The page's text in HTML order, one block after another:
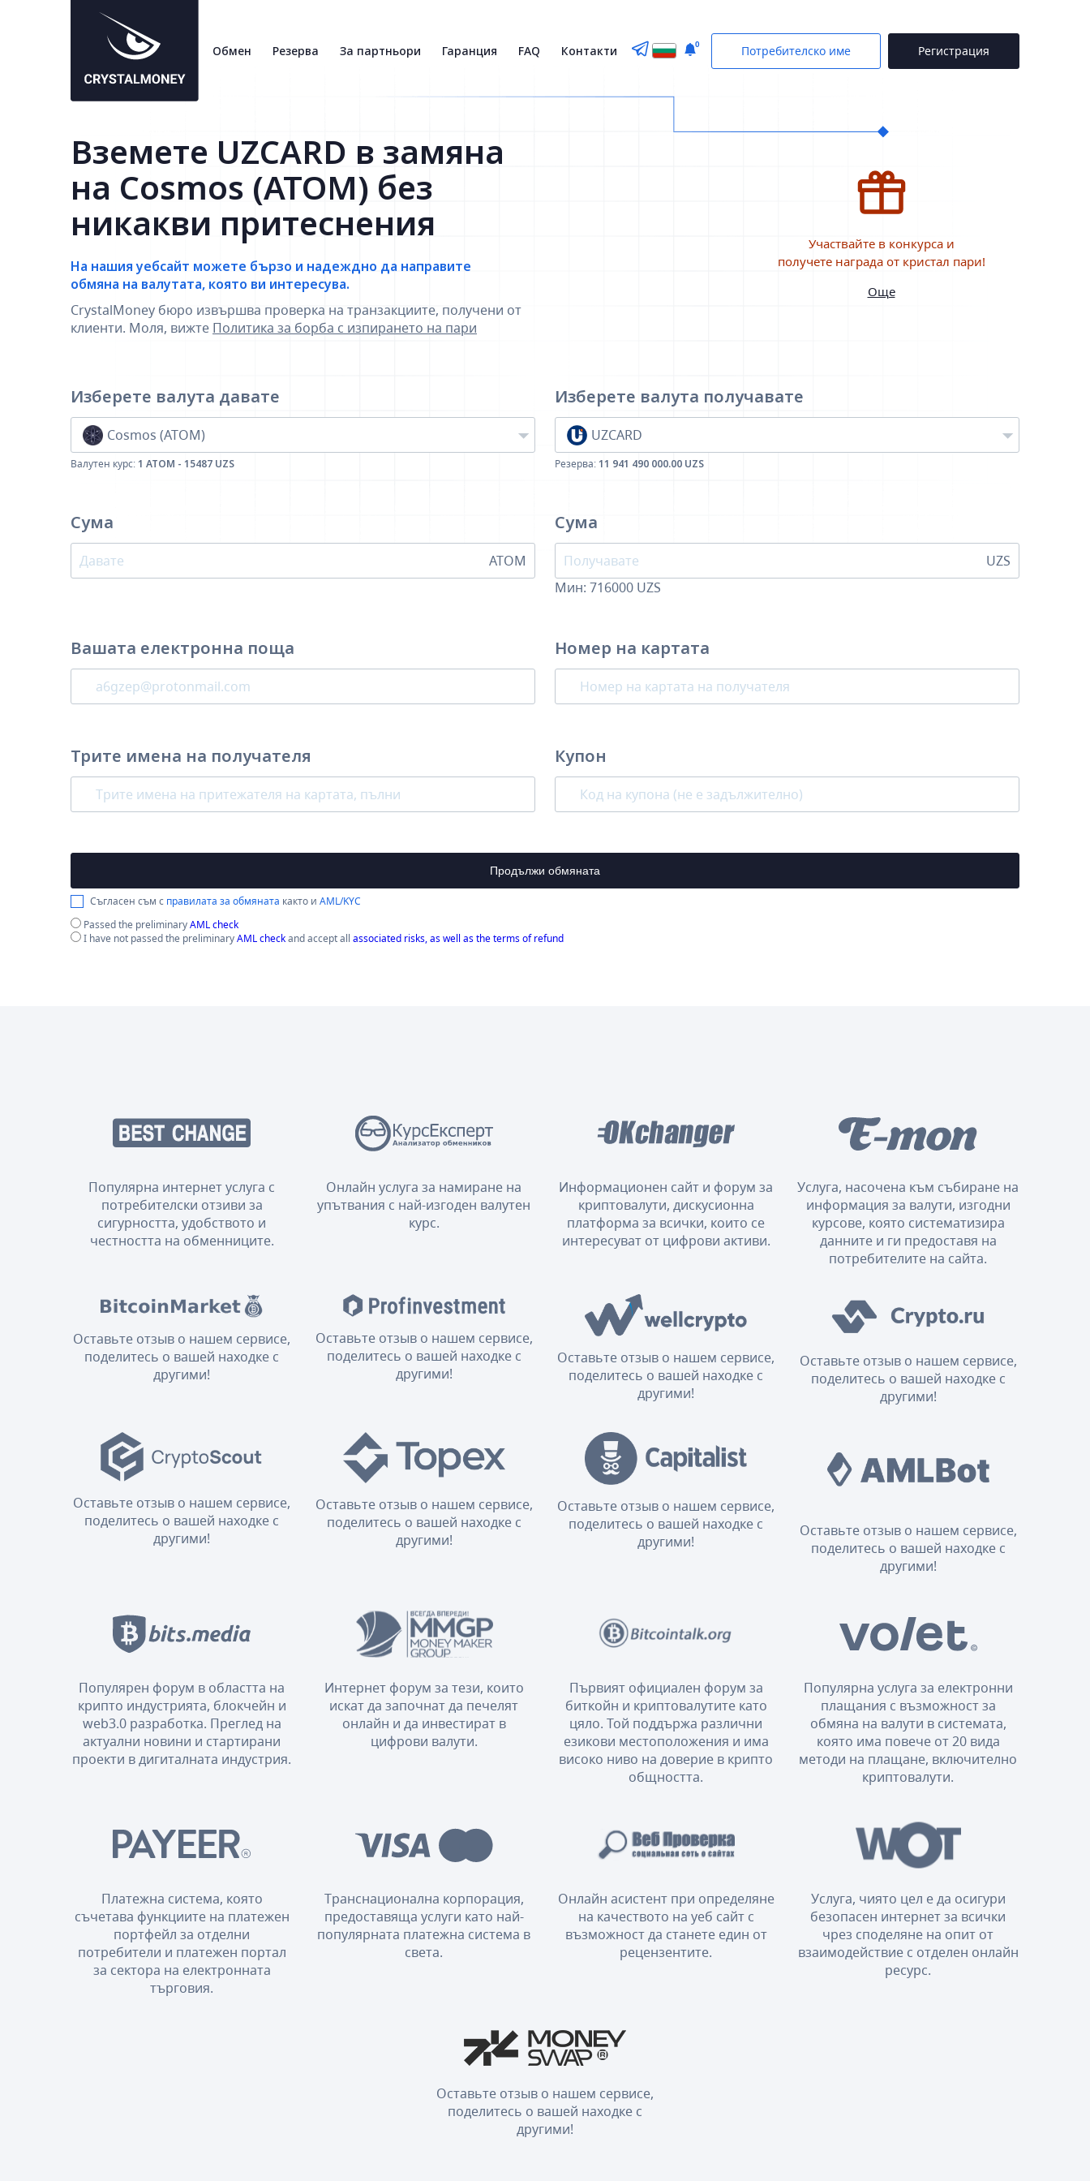
Обмен Резерва За партньори Гаранция FAQ Контакти 0 Потребителско име Регистрация
Вземете UZCARD в замяна
на Cosmos (ATOM) без
никакви притеснения
На нашия уебсайт можете бързо и надеждно да направите
обмяна на валутата, която ви интересува.
CrystalMoney бюро извършва проверка на транзакциите, получени от
клиенти. Моля, вижте Политика за борба с изпирането на пари
Участвайте в конкурса и
получете награда от кристал пари!
Още
Изберете валута давате
Cosmos (ATOM)
Валутен курс: 1 ATOM - 15487 UZS
Сума
ATOM
Изберете валута получавате
UZCARD
Резерва: 11 941 490 000.00 UZS
Сума
UZS
Мин: 716000 UZS
Вашата електронна поща Номер на картата
Трите имена на получателя Купон
Продължи обмяната
Съгласен съм с правилата за обмяната както и AML/KYC
Passed the preliminaryAML check
I have not passed the preliminaryAML checkand accept all associated risks, as well as the terms of refund
Популярна интернет услуга с
потребителски отзиви за
сигурността, удобството и
честността на обменниците.
Онлайн услуга за намиране на
упътвания с най-изгоден валутен
курс.
Информационен сайт и форум за
криптовалути, дискусионна
платформа за всички, които се
интересуват от цифрови активи.
Услуга, насочена към събиране на
информация за валути, изгодни
курсове, която систематизира
данните и ги предоставя на
потребителите на сайта.
Оставьте отзыв о нашем сервисе,
поделитесь о вашей находке с
другими!
Оставьте отзыв о нашем сервисе,
поделитесь о вашей находке с
другими!
Оставьте отзыв о нашем сервисе,
поделитесь о вашей находке с
другими!
Оставьте отзыв о нашем сервисе,
поделитесь о вашей находке с
другими!
Оставьте отзыв о нашем сервисе,
поделитесь о вашей находке с
другими!
Оставьте отзыв о нашем сервисе,
поделитесь о вашей находке с
другими!
Оставьте отзыв о нашем сервисе,
поделитесь о вашей находке с
другими!
Оставьте отзыв о нашем сервисе,
поделитесь о вашей находке с
другими!
Популярен форум в областта на
крипто индустрията, блокчейн и
web3.0 разработка. Преглед на
актуални новини и стартирани
проекти в дигиталната индустрия.
Интернет форум за тези, които
искат да започнат да печелят
онлайн и да инвестират в
цифрови валути.
Първият официален форум за
биткойн и криптовалутите като
цяло. Той поддържа различни
езикови местоположения и има
високо ниво на доверие в крипто
общността.
Популярна услуга за електронни
плащания с възможност за
обмяна на валути в системата,
която има повече от 20 вида
методи на плащане, включително
криптовалути.
Платежна система, която
съчетава функциите на платежен
портфейл за отделни
потребители и платежен портал
за сектора на електронната
търговия.
Транснационална корпорация,
предоставяща услуги като най-
популярната платежна система в
света.
Онлайн асистент при определяне
на качеството на уеб сайт с
възможност да станете един от
рецензентите.
Услуга, чиято цел е да осигури
безопасен интернет за всички
чрез споделяне на опит от
взаимодействие с отделен онлайн
ресурс.
Оставьте отзыв о нашем сервисе,
поделитесь о вашей находке с
другими!